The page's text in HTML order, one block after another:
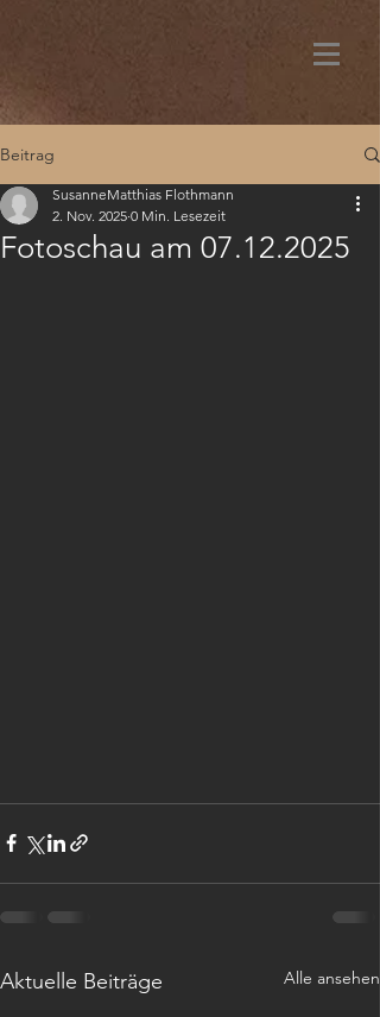
Beitrag
Fotoschau am 07.12.2025
SusanneMatthias Flothmann
2. Nov. 2025 0 Min. Lesezeit
Aktuelle Beiträge Alle ansehen